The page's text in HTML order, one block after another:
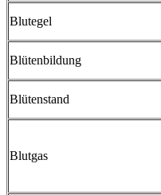
Blutegel
Blütenbildung
Blütenstand
Blutgas